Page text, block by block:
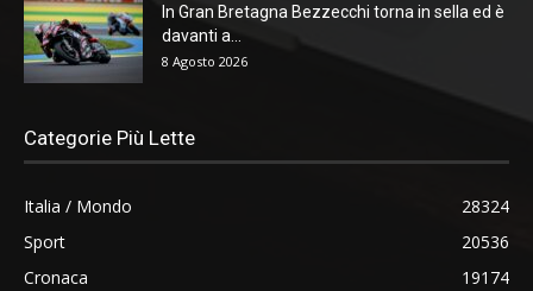
In Gran Bretagna Bezzecchi torna in sella ed è
davanti a...
8 Agosto 2026
Categorie Più Lette
Italia / Mondo
28324
Sport
20536
Cronaca
19174